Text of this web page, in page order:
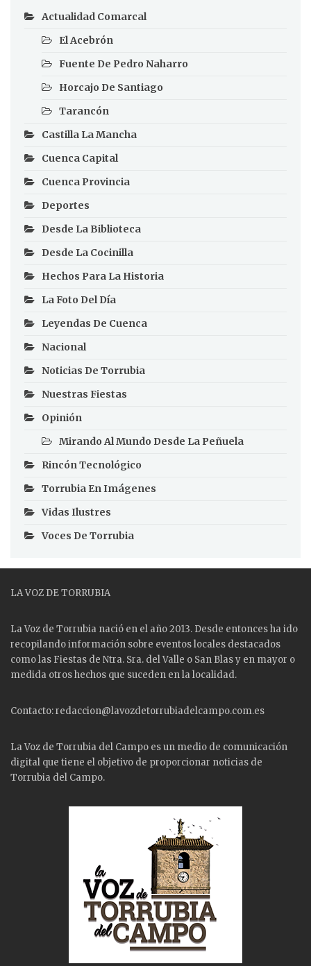
Actualidad Comarcal
El Acebrón
Fuente De Pedro Naharro
Horcajo De Santiago
Tarancón
Castilla La Mancha
Cuenca Capital
Cuenca Provincia
Deportes
Desde La Biblioteca
Desde La Cocinilla
Hechos Para La Historia
La Foto Del Día
Leyendas De Cuenca
Nacional
Noticias De Torrubia
Nuestras Fiestas
Opinión
Mirando Al Mundo Desde La Peñuela
Rincón Tecnológico
Torrubia En Imágenes
Vidas Ilustres
Voces De Torrubia
LA VOZ DE TORRUBIA
La Voz de Torrubia nació en el año 2013. Desde entonces ha ido
recopilando información sobre eventos locales destacados
como las Fiestas de Ntra. Sra. del Valle o San Blas y en mayor o
medida otros hechos que suceden en la localidad.
Contacto: redaccion@lavozdetorrubiadelcampo.com.es
La Voz de Torrubia del Campo es un medio de comunicación
digital que tiene el objetivo de proporcionar noticias de
Torrubia del Campo.